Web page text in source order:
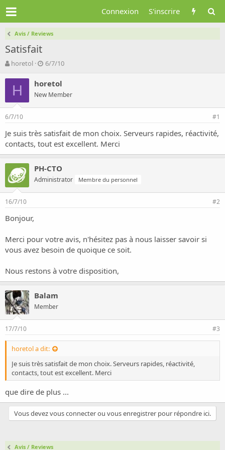
Connexion S'inscrire
Avis / Reviews
Satisfait
A
t
r
d
l
a
d
i
s
c
u
s
i
horetol
D
t
d
e
b
u
t
6/7/10
H horetol
New Member
6/7/10 #1
Je suis très satisfait de mon choix. Serveurs rapides, réactivité,
contacts, tout est excellent. Merci
PH-CTO
Administrator Membre du personnel
16/7/10 #2
Bonjour,
Merci pour votre avis, n'hésitez pas à nous laisser savoir si
vous avez besoin de quoique ce soit.
Nous restons à votre disposition,
Balam
Member
17/7/10 #3
horetol a dit:
Je suis très satisfait de mon choix. Serveurs rapides, réactivité,
contacts, tout est excellent. Merci
que dire de plus ...
Vous devez vous connecter ou vous enregistrer pour répondre ici.
Avis / Reviews